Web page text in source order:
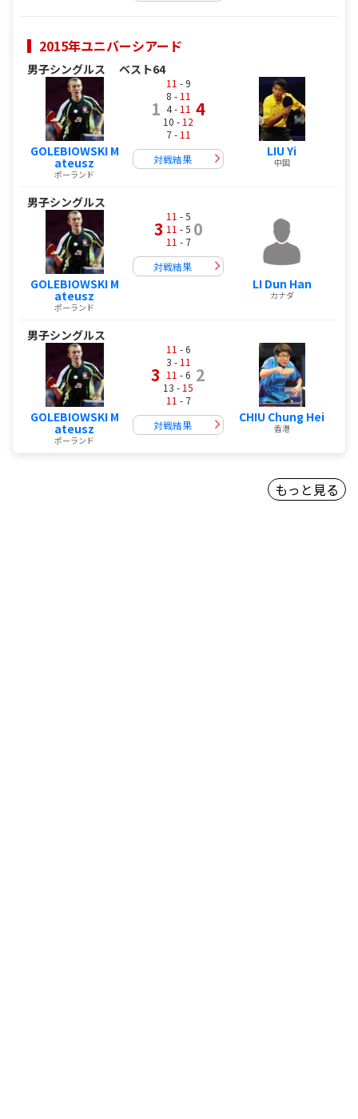
2015年ユニバーシアード
男子シングルス ベスト64
GOLEBIOWSKI M
ateusz
ポーランド
1
11 - 9
8 - 11
4 - 11
10 - 12
7 - 11
4
対戦結果
LIU Yi
中国
男子シングルス
GOLEBIOWSKI M
ateusz
ポーランド
3
11 - 5
11 - 5
11 - 7
0
対戦結果
LI Dun Han
カナダ
男子シングルス
GOLEBIOWSKI M
ateusz
ポーランド
3
11 - 6
3 - 11
11 - 6
13 - 15
11 - 7
2
対戦結果
CHIU Chung Hei
香港
もっと見る